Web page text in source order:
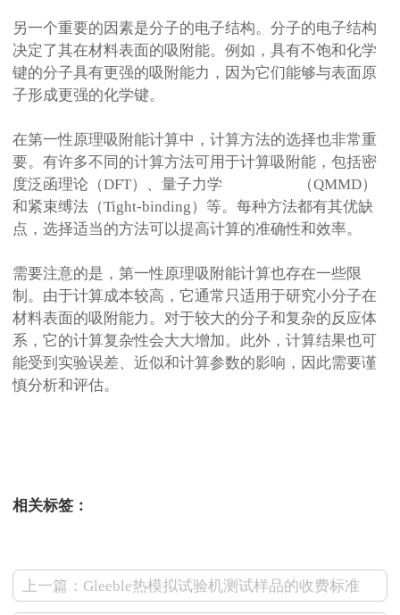
另一个重要的因素是分子的电子结构。分子的电子结构
决定了其在材料表面的吸附能。例如，具有不饱和化学
键的分子具有更强的吸附能力，因为它们能够与表面原
子形成更强的化学键。
在第一性原理吸附能计算中，计算方法的选择也非常重
要。有许多不同的计算方法可用于计算吸附能，包括密
度泛函理论（DFT）、量子力学 （QMMD）
和紧束缚法（Tight-binding ）等。每种方法都有其优缺
点，选择适当的方法可以提高计算的准确性和效率。
需要注意的是，第一性原理吸附能计算也存在一些限
制。由于计算成本较高，它通常只适用于研究小分子在
材料表面的吸附能力。对于较大的分子和复杂的反应体
系，它的计算复杂性会大大增加。此外，计算结果也可
能受到实验误差、近似和计算参数的影响，因此需要谨
慎分析和评估。
相关标签：
上一篇：Gleeble热模拟试验机测试样品的收费标准